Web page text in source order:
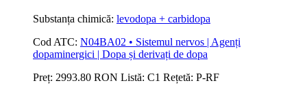
Substanța chimică: levodopa + carbidopa
Cod ATC: N04BA02 • Sistemul nervos | Agenți
dopaminergici | Dopa și derivați de dopa
Preț: 2993.80 RON Listă: C1 Rețetă: P-RF